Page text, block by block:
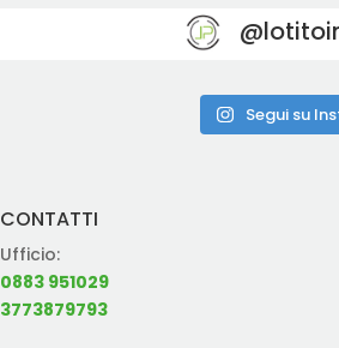
Segui su
CONTATTI
Ufficio:
0883 951029
3773879793